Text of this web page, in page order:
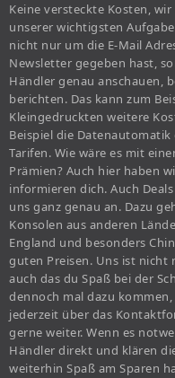
Keine versteckte Kosten,
unserer wichtigsten
nicht nur um die E-Mail
Newsletter gegeben hast,
Händler genau anschauen,
berichten. Das kann zum
Kleingedruckten weitere
Beispiel die
Tarifen. Wie wäre es mit
Prämien? Auch hier haben
informieren dich. Auch
uns ganz genau an. Dazu
Konsolen aus anderen
England und besonders
guten Preisen. Uns ist nicht
auch das du Spaß bei der
dennoch mal dazu
jederzeit über das
gerne weiter. Wenn es
Händler direkt und klären
weiterhin Spaß am Sparen